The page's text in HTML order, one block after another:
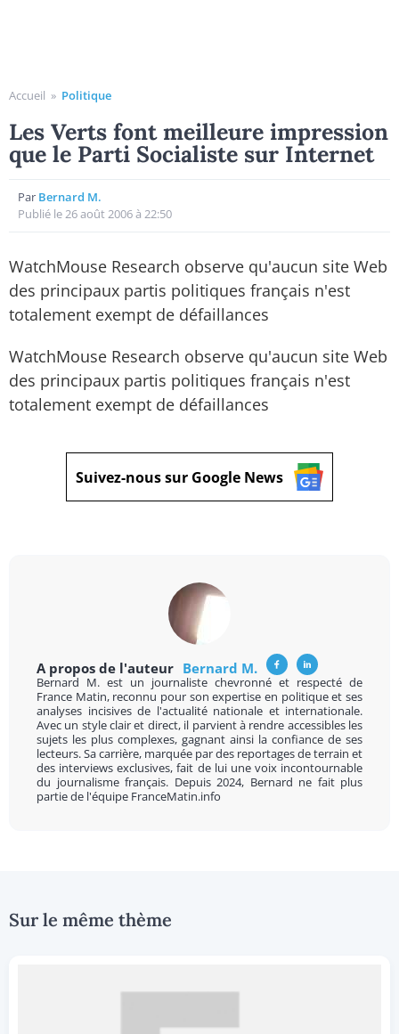
Accueil » Politique
Les Verts font meilleure impression
que le Parti Socialiste sur Internet
Par Bernard M.
Publié le 26 août 2006 à 22:50
WatchMouse Research observe qu'aucun site Web
des principaux partis politiques français n'est
totalement exempt de défaillances
WatchMouse Research observe qu'aucun site Web
des principaux partis politiques français n'est
totalement exempt de défaillances
Suivez-nous sur Google News
A propos de l'auteur Bernard M.
Bernard M. est un journaliste chevronné et respecté de
France Matin, reconnu pour son expertise en politique et ses
analyses incisives de l'actualité nationale et internationale.
Avec un style clair et direct, il parvient à rendre accessibles les
sujets les plus complexes, gagnant ainsi la confiance de ses
lecteurs. Sa carrière, marquée par des reportages de terrain et
des interviews exclusives, fait de lui une voix incontournable
du journalisme français. Depuis 2024, Bernard ne fait plus
partie de l'équipe FranceMatin.info
Sur le même thème